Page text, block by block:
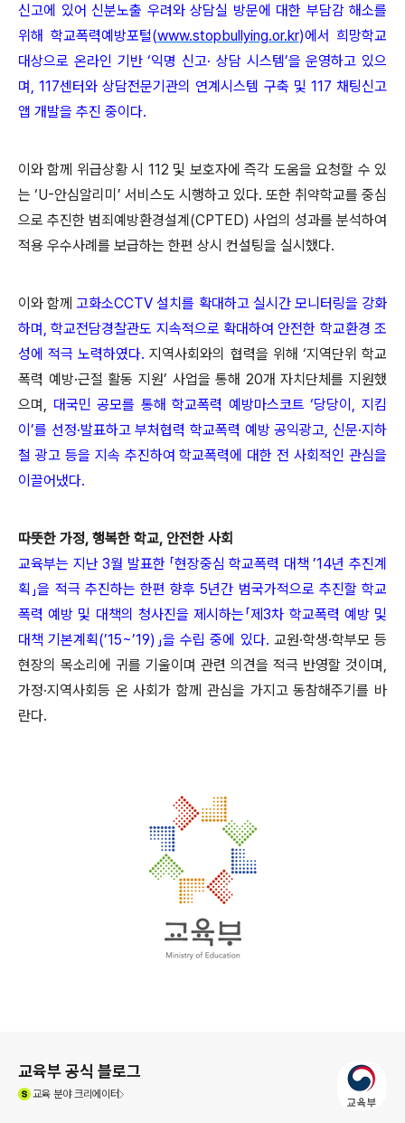
신고에 있어 신분노출 우려와 상담실 방문에 대한 부담감 해소를
위해 학교폭력예방포털(www.stopbullying.or.kr)에서 희망학교
대상으로 온라인 기반 ‘익명 신고· 상담 시스템’을 운영하고 있으
며, 117센터와 상담전문기관의 연계시스템 구축 및 117 채팅신고
앱 개발을 추진 중이다.
이와 함께 위급상황 시 112 및 보호자에 즉각 도움을 요청할 수 있
는 ‘U-안심알리미’ 서비스도 시행하고 있다. 또한 취약학교를 중심
으로 추진한 범죄예방환경설계(CPTED) 사업의 성과를 분석하여
적용 우수사례를 보급하는 한편 상시 컨설팅을 실시했다.
이와 함께고화소CCTV 설치를 확대하고 실시간 모니터링을 강화
하며, 학교전담경찰관도 지속적으로 확대하여 안전한 학교환경 조
성에 적극 노력하였다.지역사회와의 협력을 위해 ‘지역단위 학교
폭력 예방·근절 활동 지원’ 사업을 통해 20개 자치단체를 지원했
으며, 대국민 공모를 통해 학교폭력 예방마스코트 ‘당당이, 지킴
이’를 선정·발표하고 부처협력 학교폭력 예방 공익광고, 신문·지하
철 광고 등을 지속 추진하여 학교폭력에 대한 전 사회적인 관심을
이끌어냈다.
따뜻한 가정, 행복한 학교, 안전한 사회
교육부는 지난 3월 발표한 「현장중심 학교폭력 대책 ’14년 추진계
획」을 적극 추진하는 한편 향후 5년간 범국가적으로 추진할 학교
폭력 예방 및 대책의 청사진을 제시하는「제3차 학교폭력 예방 및
대책 기본계획(’15~’19)」을 수립 중에 있다. 교원·학생·학부모 등
현장의 목소리에 귀를 기울이며 관련 의견을 적극 반영할 것이며,
가정·지역사회등 온 사회가 함께 관심을 가지고 동참해주기를 바
란다.
교육부 공식 블로그
교육분야 크리에이터